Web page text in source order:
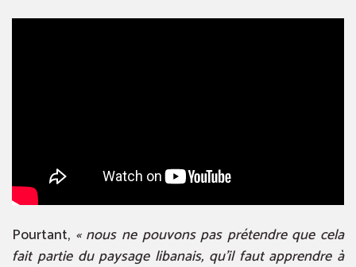
Pourtant, « nous ne pouvons pas prétendre que cela
fait partie du paysage libanais, qu’il faut apprendre à